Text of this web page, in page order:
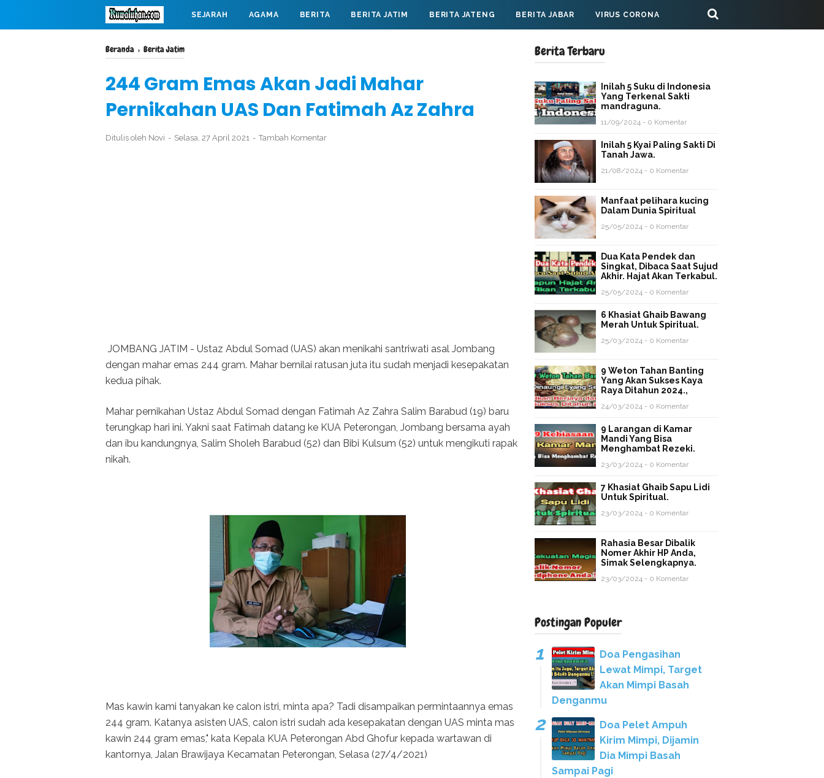
SEJARAH AGAMA BERITA BERITA JATIM BERITA JATENG BERITA JABAR VIRUS CORONA
MAHABARATA
Beranda › Berita Jatim
244 Gram Emas Akan Jadi Mahar
Pernikahan UAS Dan Fatimah Az Zahra
Ditulis oleh Novi Selasa, 27 April 2021 Tambah Komentar
JOMBANG JATIM - Ustaz Abdul Somad (UAS) akan menikahi santriwati asal Jombang
dengan mahar emas 244 gram. Mahar bernilai ratusan juta itu sudah menjadi kesepakatan
kedua pihak.
Mahar pernikahan Ustaz Abdul Somad dengan Fatimah Az Zahra Salim Barabud (19) baru
terungkap hari ini. Yakni saat Fatimah datang ke KUA Peterongan, Jombang bersama ayah
dan ibu kandungnya, Salim Sholeh Barabud (52) dan Bibi Kulsum (52) untuk mengikuti rapak
nikah.
Mas kawin kami tanyakan ke calon istri, minta apa? Tadi disampaikan permintaannya emas
244 gram. Katanya asisten UAS, calon istri sudah ada kesepakatan dengan UAS minta mas
kawin 244 gram emas," kata Kepala KUA Peterongan Abd Ghofur kepada wartawan di
kantornya, Jalan Brawijaya Kecamatan Peterongan, Selasa (27/4/2021)
Berita Terbaru
Inilah 5 Suku di Indonesia
Yang Terkenal Sakti
mandraguna.
11/09/2024 - 0 Komentar
Inilah 5 Kyai Paling Sakti Di
Tanah Jawa.
21/08/2024 - 0 Komentar
Manfaat pelihara kucing
Dalam Dunia Spiritual
25/05/2024 - 0 Komentar
Dua Kata Pendek dan
Singkat, Dibaca Saat Sujud
Akhir. Hajat Akan Terkabul.
25/05/2024 - 0 Komentar
6 Khasiat Ghaib Bawang
Merah Untuk Spiritual.
25/03/2024 - 0 Komentar
9 Weton Tahan Banting
Yang Akan Sukses Kaya
Raya Ditahun 2024.,
24/03/2024 - 0 Komentar
9 Larangan di Kamar
Mandi Yang Bisa
Menghambat Rezeki.
23/03/2024 - 0 Komentar
7 Khasiat Ghaib Sapu Lidi
Untuk Spiritual.
23/03/2024 - 0 Komentar
Rahasia Besar Dibalik
Nomer Akhir HP Anda,
Simak Selengkapnya.
23/03/2024 - 0 Komentar
Postingan Populer
Doa Pengasihan
Lewat Mimpi, Target
Akan Mimpi Basah
Denganmu
Doa Pelet Ampuh
Kirim Mimpi, Dijamin
Dia Mimpi Basah
Sampai Pagi